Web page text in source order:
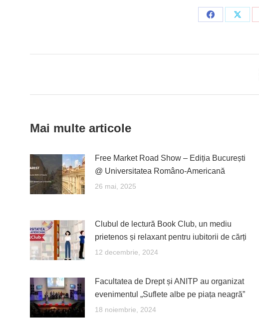
Share
Share
Mai multe articole
Free Market Road Show – Ediția București
@ Universitatea Româno-Americană
26 mai, 2025
Clubul de lectură Book Club, un mediu
prietenos și relaxant pentru iubitorii de cărți
12 decembrie, 2024
Facultatea de Drept și ANITP au organizat
evenimentul „Suflete albe pe piața neagră”
18 noiembrie, 2024